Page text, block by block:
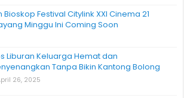
Bioskop Festival Citylink XXI Cinema 21
Minggu Ini Coming Soon
Liburan Keluarga Hemat dan
Tanpa Bikin Kantong Bolong
26, 2025